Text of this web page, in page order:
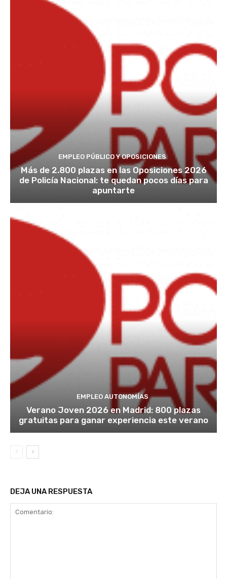
EMPLEO PÚBLICO Y OPOSICIONES
Más de 2.800 plazas en las Oposiciones 2026
de Policía Nacional: te quedan pocos días para
apuntarte
EMPLEO AUTONOMÍAS
Verano Joven 2026 en Madrid: 800 plazas
gratuitas para ganar experiencia este verano
DEJA UNA RESPUESTA